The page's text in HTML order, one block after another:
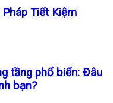
Tiết Kiệm
tầng phổ biến: Đâu
bạn?